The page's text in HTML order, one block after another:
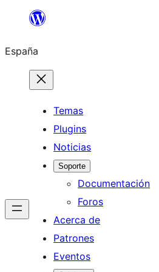
Saltar
contenido
España
Temas
Plugins
Noticias
Soporte
Documentación
Foros
Acerca de
Patrones
Eventos